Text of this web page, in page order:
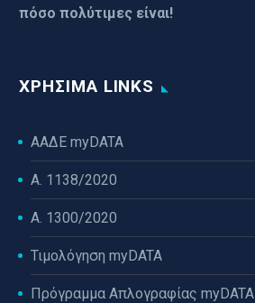
πόσο πολύτιμες είναι!
ΧΡΉΣΙΜΑ LINKS
ΑΑΔΕ myDATA
Α. 1138/2020
Α. 1300/2020
Τιμολόγηση myDATA
Πρόγραμμα Απλογραφίας myDATA